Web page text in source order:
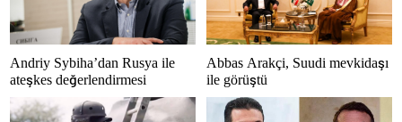
Andriy Sybiha’dan Rusya ile
ateşkes değerlendirmesi
Abbas Arakçi, Suudi mevkidaşı
ile görüştü